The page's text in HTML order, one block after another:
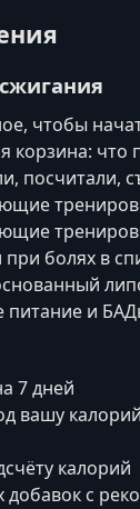
чтобы
корзина: что
посчитали,
при болях в
питание и
7 дней
вашу
калорий
добавок с